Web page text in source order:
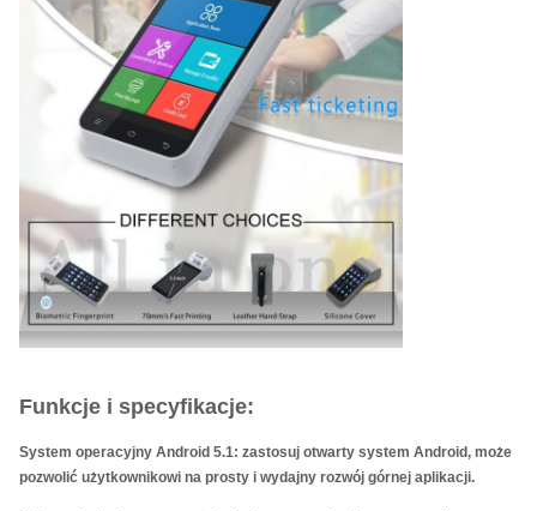
Funkcje i specyfikacje:
System operacyjny Android 5.1: zastosuj otwarty system Android, może
pozwolić użytkownikowi na prosty i wydajny rozwój górnej aplikacji.